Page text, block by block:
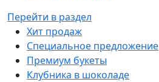
Перейти в раздел
Хит продаж
Специальное предложение
Премиум букеты
Клубника в шоколаде